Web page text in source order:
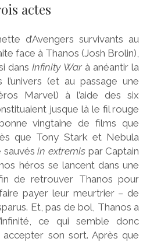
actes
d’Avengers survivants au
face à Thanos (Josh Brolin),
dansInfinity War à anéantir la
(et au passage une
Marvel) à l’aide des six
jusque là le fil rouge
vingtaine de films que
que Tony Stark et Nebula
sauvésin extremispar Captain
héros se lancent dans une
de retrouver Thanos pour
payer leur meurtrier – de
Et, pas de bol, Thanos a
ce qui semble donc
accepter son sort. Après que